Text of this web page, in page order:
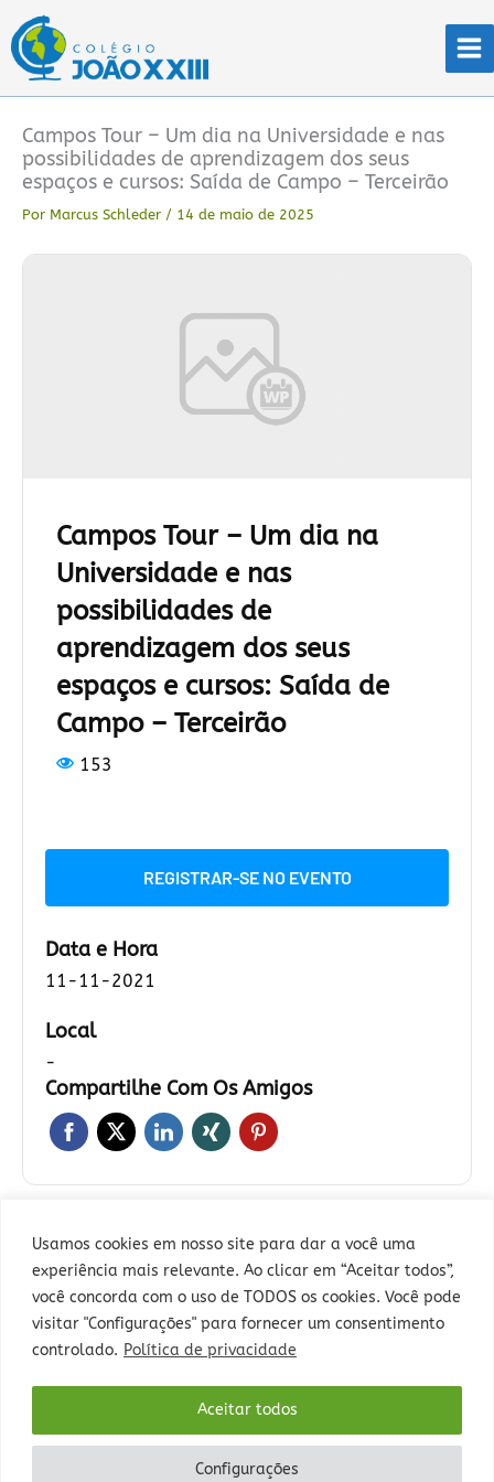
Usamos cookies em nosso site para dar a você uma
experiência mais relevante. Ao clicar em “Aceitar todos”,
você concorda com o uso de TODOS os cookies. Você pode
visitar "Configurações" para fornecer um consentimento
controlado. Política de privacidade
Configurações
Aceitar todos
para
conteúdo
Campos Tour – Um dia na Universidade e nas
possibilidades de aprendizagem dos seus
espaços e cursos: Saída de Campo – Terceirão
Por Marcus Schleder / 14 de maio de 2025
Campos Tour – Um dia na
Universidade e nas
possibilidades de
aprendizagem dos seus
espaços e cursos: Saída de
Campo – Terceirão
153
REGISTRAR-SE NO EVENTO
Data e Hora
11-11-2021
Local
-
Compartilhe Com Os Amigos
←Evento anterior Evento seguinte
Rua Sepé Tiaraju, 1013 - Bairro Santa Tereza, Porto Alegre - RS -